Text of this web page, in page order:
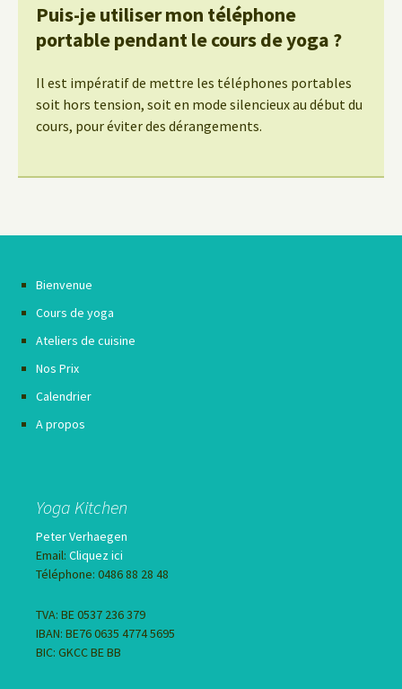
Puis-je utiliser mon téléphone
portable pendant le cours de yoga ?
Il est impératif de mettre les téléphones portables
soit hors tension, soit en mode silencieux au début du
cours, pour éviter des dérangements.
Bienvenue
Cours de yoga
Ateliers de cuisine
Nos Prix
Calendrier
A propos
Yoga Kitchen
Peter Verhaegen
Email: Cliquez ici
Téléphone: 0486 88 28 48
TVA: BE 0537 236 379
IBAN: BE76 0635 4774 5695
BIC: GKCC BE BB